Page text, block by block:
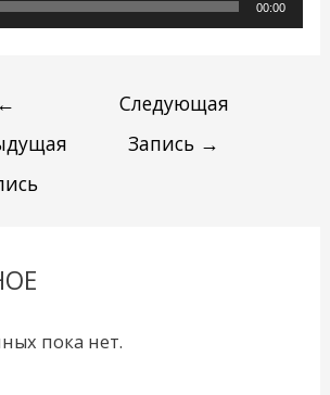
00:00
←
Следующая
Запись →
пока нет.